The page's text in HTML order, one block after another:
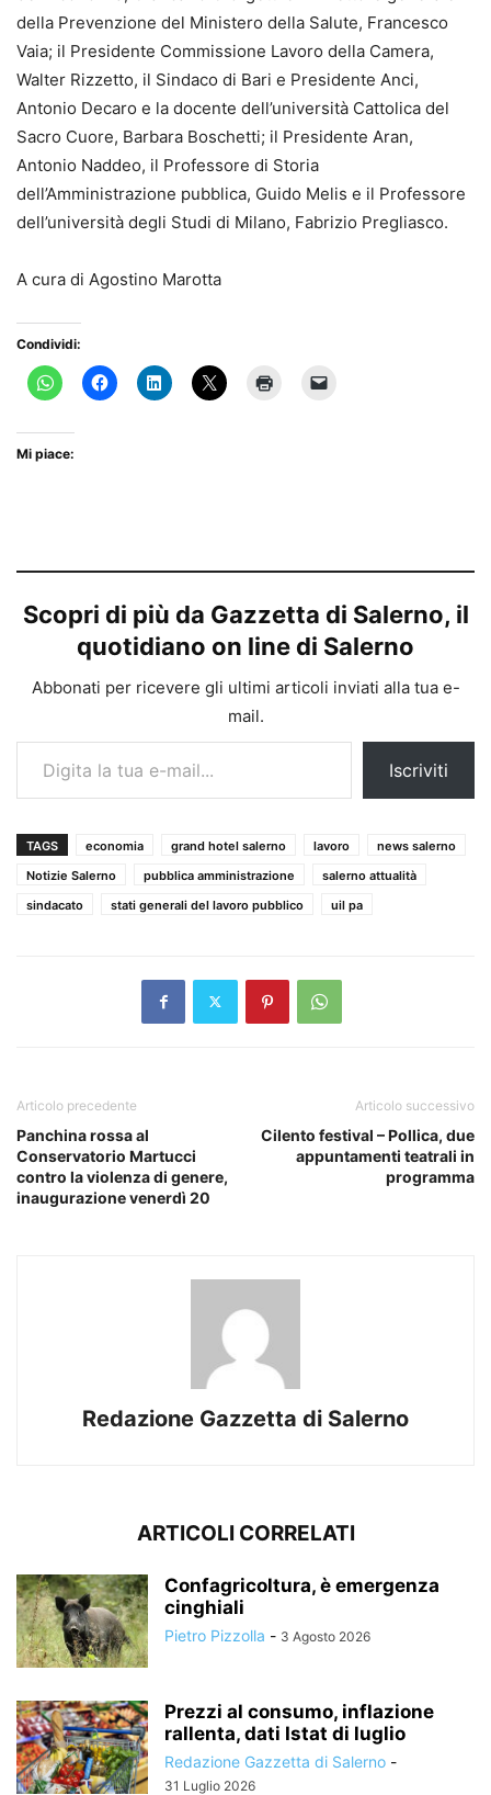
della Prevenzione del Ministero della Salute, Francesco
Vaia; il Presidente Commissione Lavoro della Camera,
Walter Rizzetto, il Sindaco di Bari e Presidente Anci,
Antonio Decaro e la docente dell’università Cattolica del
Sacro Cuore, Barbara Boschetti; il Presidente Aran,
Antonio Naddeo, il Professore di Storia
dell’Amministrazione pubblica, Guido Melis e il Professore
dell’università degli Studi di Milano, Fabrizio Pregliasco.
A cura di Agostino Marotta
Condividi:
Mi piace:
Scopri di più da Gazzetta di Salerno, il
quotidiano on line di Salerno
Abbonati per ricevere gli ultimi articoli inviati alla tua e-
mail.
Digita la tua e-mail...
Iscriviti
TAGS economia grand hotel salerno lavoro
news salerno
Notizie Salerno
pubblica amministrazione
salerno attualità
sindacato
stati generali del lavoro pubblico uil pa
Articolo precedente
Panchina rossa al
Conservatorio Martucci
contro la violenza di genere,
inaugurazione venerdì 20
Articolo successivo
Cilento festival – Pollica, due
appuntamenti teatrali in
programma
Redazione Gazzetta di Salerno
ARTICOLI CORRELATI
Confagricoltura, è emergenza
cinghiali
Pietro Pizzolla - 3 Agosto 2026
Prezzi al consumo, inflazione
rallenta, dati Istat di luglio
Redazione Gazzetta di Salerno -
31 Luglio 2026